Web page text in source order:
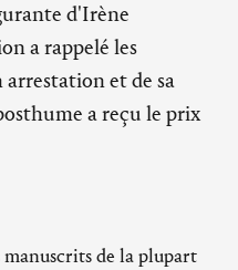
d'Irène
a rappelé les
et de sa
a reçu le prix
de la plupart